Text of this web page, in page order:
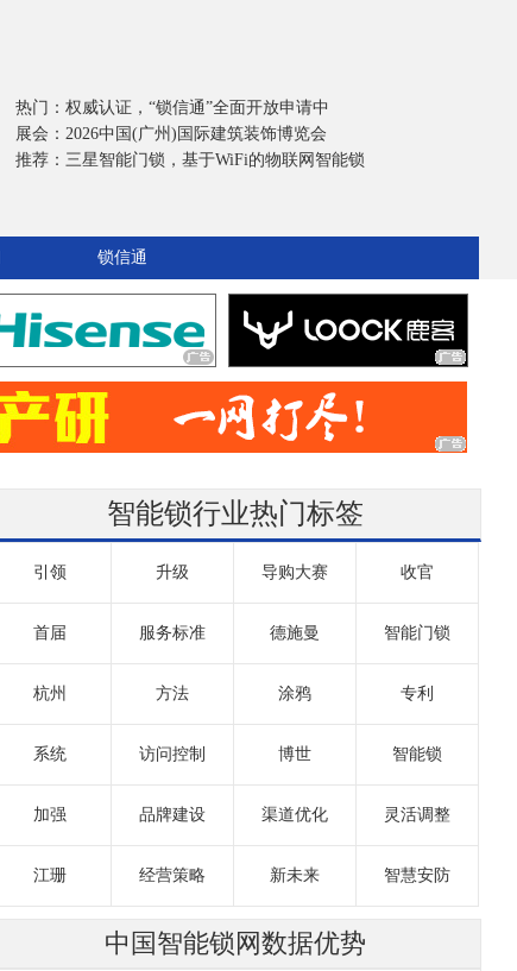
热门： 权威认证，“锁信通”全面开放申请中
展会： 2026中国(广州)国际建筑装饰博览会
推荐： 三星智能门锁，基于WiFi的物联网智能锁
锁信通
智能锁行业热门标签
引领 升级 导购大赛 收官
首届 服务标准 德施曼 智能门锁
杭州 方法 涂鸦 专利
系统 访问控制 博世 智能锁
加强 品牌建设 渠道优化 灵活调整
江珊 经营策略 新未来 智慧安防
中国智能锁网数据优势